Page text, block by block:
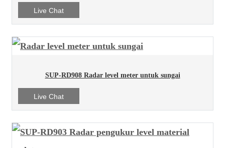
Live Chat
SUP-RD908 Radar level meter untuk sungai
Live Chat